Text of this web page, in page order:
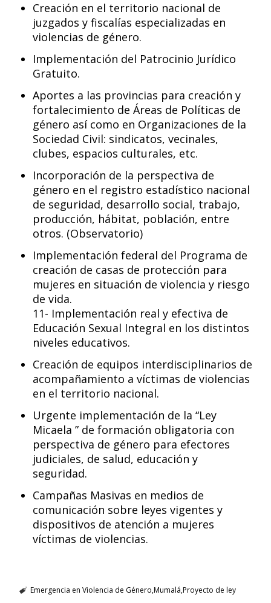
Creación en el territorio nacional de
juzgados y fiscalías especializadas en
violencias de género.
Implementación del Patrocinio Jurídico
Gratuito.
Aportes a las provincias para creación y
fortalecimiento de Áreas de Políticas de
género así como en Organizaciones de la
Sociedad Civil: sindicatos, vecinales,
clubes, espacios culturales, etc.
Incorporación de la perspectiva de
género en el registro estadístico nacional
de seguridad, desarrollo social, trabajo,
producción, hábitat, población, entre
otros. (Observatorio)
Implementación federal del Programa de
creación de casas de protección para
mujeres en situación de violencia y riesgo
de vida.
11- Implementación real y efectiva de
Educación Sexual Integral en los distintos
niveles educativos.
Creación de equipos interdisciplinarios de
acompañamiento a víctimas de violencias
en el territorio nacional.
Urgente implementación de la “Ley
Micaela ” de formación obligatoria con
perspectiva de género para efectores
judiciales, de salud, educación y
seguridad.
Campañas Masivas en medios de
comunicación sobre leyes vigentes y
dispositivos de atención a mujeres
víctimas de violencias.
Emergencia en Violencia de Género Mumalá Proyecto de ley